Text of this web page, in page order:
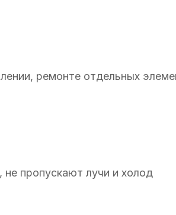
ремонте отдельных
не пропускают лучи и холод